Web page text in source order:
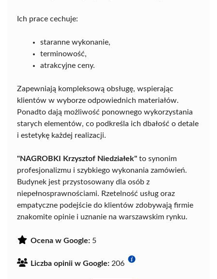
Ich prace cechuje:
staranne wykonanie,
terminowość,
atrakcyjne ceny.
Zapewniają kompleksową obsługę, wspierając
klientów w wyborze odpowiednich materiałów.
Ponadto dają możliwość ponownego wykorzystania
starych elementów, co podkreśla ich dbałość o detale
i estetykę każdej realizacji.
"NAGROBKI Krzysztof Niedziałek" to synonim
profesjonalizmu i szybkiego wykonania zamówień.
Budynek jest przystosowany dla osób z
niepełnosprawnościami. Rzetelność usług oraz
empatyczne podejście do klientów zdobywają firmie
znakomite opinie i uznanie na warszawskim rynku.
Ocena w Google: 5
Liczba opinii w Google: 206